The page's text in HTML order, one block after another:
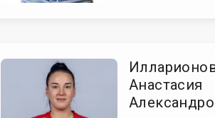
Анастасия